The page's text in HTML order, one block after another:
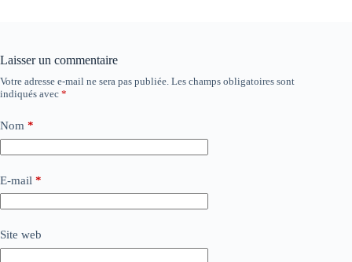
Laisser un commentaire
Votre adresse e-mail ne sera pas publiée. Les champs obligatoires sont
indiqués avec *
Nom *
E-mail *
Site web